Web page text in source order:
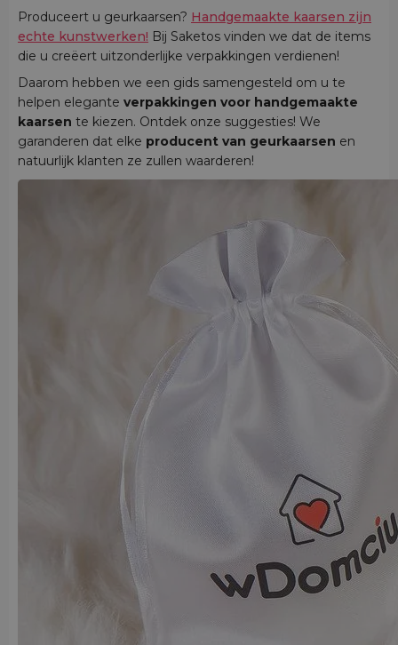
Produceert u geurkaarsen? Handgemaakte kaarsen zijn
echte kunstwerken! Bij Saketos vinden we dat de items
die u creëert uitzonderlijke verpakkingen verdienen!
Daarom hebben we een gids samengesteld om u te
helpen elegante verpakkingen voor handgemaakte
kaarsen te kiezen. Ontdek onze suggesties! We
garanderen dat elke producent van geurkaarsen en
natuurlijk klanten ze zullen waarderen!